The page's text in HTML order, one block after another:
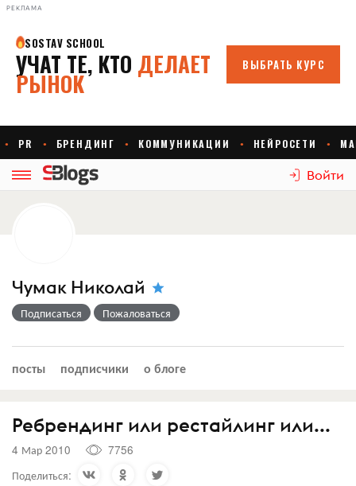
РЕКЛАМА
Войти
Чумак Николай
Подписаться Пожаловаться
посты подписчики о блоге
Ребрендинг или рестайлинг или...
4 Мар 2010
7756
Поделиться: